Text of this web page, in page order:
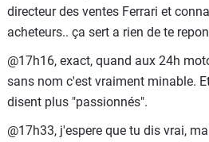
directeur des ventes Ferrari et
acheteurs.. ça sert a rien de te
@17h16, exact, quand aux 24h
sans nom c'est vraiment minable.
disent plus "passionnés".
@17h33, j'espere que tu dis vrai,